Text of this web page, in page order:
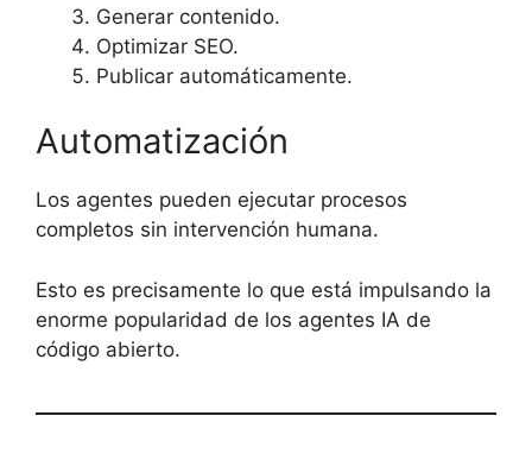
Generar contenido.
Optimizar SEO.
Publicar automáticamente.
Automatización
Los agentes pueden ejecutar procesos
completos sin intervención humana.
Esto es precisamente lo que está impulsando la
enorme popularidad de los agentes IA de
código abierto.